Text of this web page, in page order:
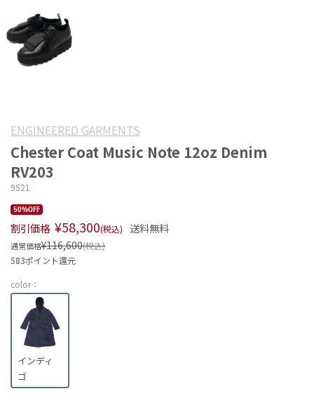
ENGINEERED GARMENTS
Chester Coat Music Note 12oz Denim
RV203
9521
50%OFF
割引価格 ¥58,300(税込) 送料無料
通常価格¥116,600(税込)
583ポイント還元
color：
インディ
ゴ